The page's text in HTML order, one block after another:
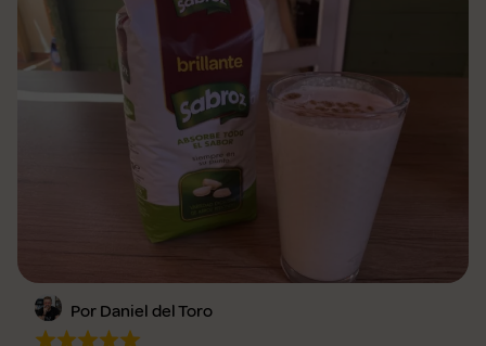
Por Daniel del Toro